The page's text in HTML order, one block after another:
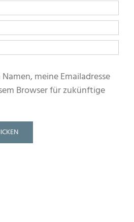
meine Emailadresse
Browser für zukünftige